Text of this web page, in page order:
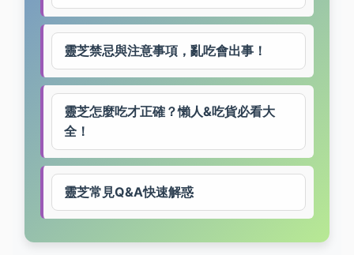
靈芝禁忌與注意事項，亂吃會出事！
靈芝怎麼吃才正確？懶人&吃貨必看大
全！
靈芝常見Q&A快速解惑